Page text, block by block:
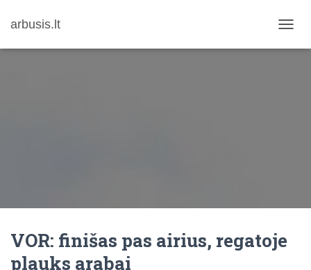
arbusis.lt
O
I
VOR: finišas pas airius, regatoje
plauks arabai